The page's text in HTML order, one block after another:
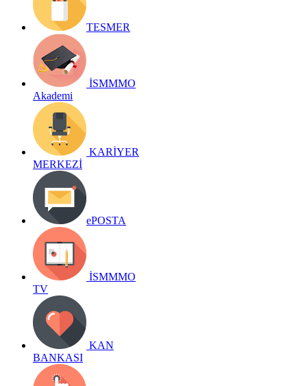
TESMER
İSMMMO
Akademi
KARİYER
MERKEZİ
ePOSTA
İSMMMO
TV
KAN
BANKASI